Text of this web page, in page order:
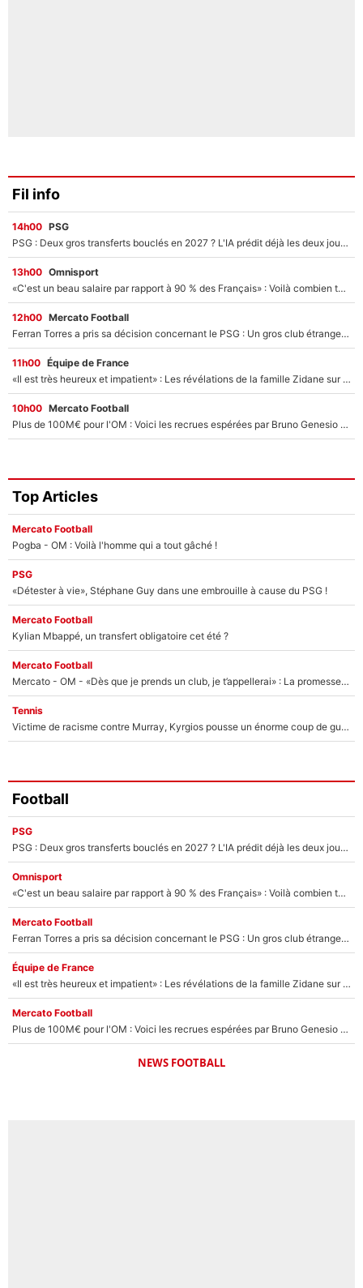
Fil info
14h00 PSG
PSG : Deux gros transferts bouclés en 2027 ? L'IA prédit déjà les deux joueurs qui pourraient rejoindre Luis Enrique !
13h00 Omnisport
«C'est un beau salaire par rapport à 90 % des Français» : Voilà combien touchait Nelson Monfort sur France Télévisions avant de rejoindre CNews
12h00 Mercato Football
Ferran Torres a pris sa décision concernant le PSG : Un gros club étranger prêt à relancer le feuilleton pour la signature du champion du monde 2026 !
11h00 Équipe de France
«Il est très heureux et impatient» : Les révélations de la famille Zidane sur sa prise de pouvoir en équipe de France !
10h00 Mercato Football
Plus de 100M€ pour l'OM : Voici les recrues espérées par Bruno Genesio et Grégory Lorenzi après l’opération dégraissage
Top Articles
Mercato Football
Pogba - OM : Voilà l'homme qui a tout gâché !
PSG
«Détester à vie», Stéphane Guy dans une embrouille à cause du PSG !
Mercato Football
Kylian Mbappé, un transfert obligatoire cet été ?
Mercato Football
Mercato - OM - «Dès que je prends un club, je t’appellerai» : La promesse de Marcelino au moment de claquer la porte
Tennis
Victime de racisme contre Murray, Kyrgios pousse un énorme coup de gueule !
Football
PSG
PSG : Deux gros transferts bouclés en 2027 ? L'IA prédit déjà les deux joueurs qui pourraient rejoindre Luis Enrique !
Omnisport
«C'est un beau salaire par rapport à 90 % des Français» : Voilà combien touchait Nelson Monfort sur France Télévisions avant de rejoindre CNews
Mercato Football
Ferran Torres a pris sa décision concernant le PSG : Un gros club étranger prêt à relancer le feuilleton pour la signature du champion du monde 2026 !
Équipe de France
«Il est très heureux et impatient» : Les révélations de la famille Zidane sur sa prise de pouvoir en équipe de France !
Mercato Football
Plus de 100M€ pour l'OM : Voici les recrues espérées par Bruno Genesio et Grégory Lorenzi après l’opération dégraissage
NEWS FOOTBALL